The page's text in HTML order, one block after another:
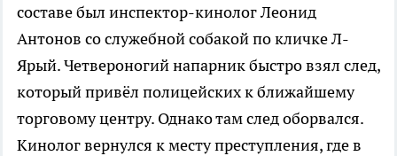
составе был инспектор-кинолог Леонид
Антонов со служебной собакой по кличке Л-
Ярый. Четвероногий напарник быстро взял след,
который привёл полицейских к ближайшему
торговому центру. Однако там след оборвался.
Кинолог вернулся к месту преступления, где в